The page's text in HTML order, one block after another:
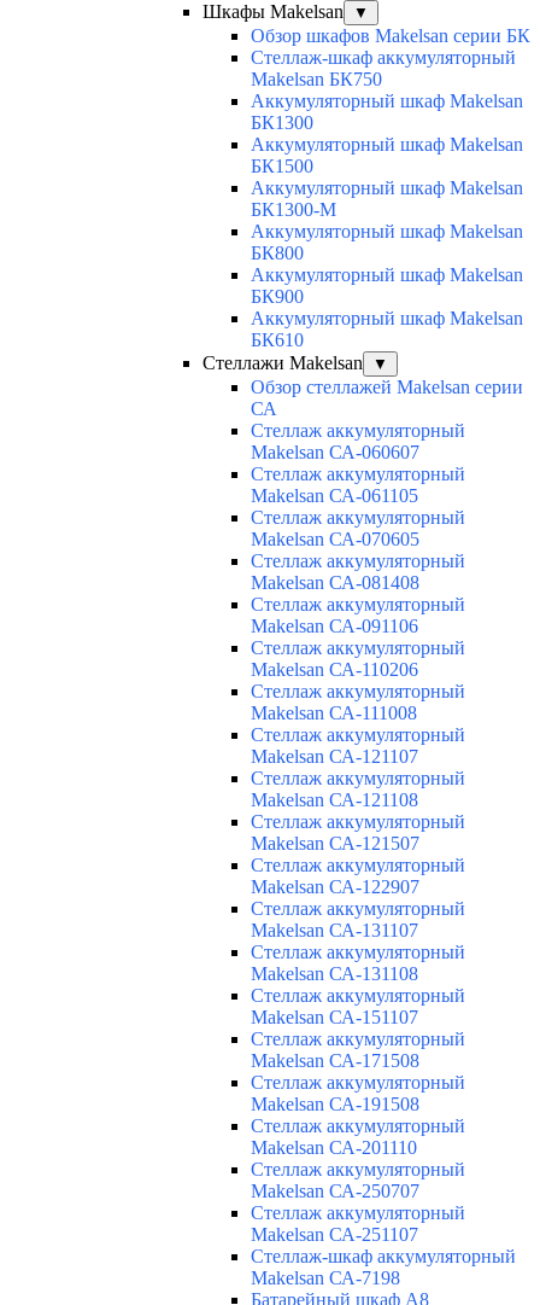
Шкафы Makelsan ▼
Обзор шкафов Makelsan серии БК
Стеллаж-шкаф аккумуляторный
Makelsan БК750
Аккумуляторный шкаф Makelsan
БК1300
Аккумуляторный шкаф Makelsan
БК1500
Аккумуляторный шкаф Makelsan
БК1300-М
Аккумуляторный шкаф Makelsan
БК800
Аккумуляторный шкаф Makelsan
БК900
Аккумуляторный шкаф Makelsan
БК610
Стеллажи Makelsan
▼
Обзор стеллажей Makelsan серии
СА
Cтеллаж аккумуляторный
Makelsan СА-060607
Cтеллаж аккумуляторный
Makelsan СА-061105
Cтеллаж аккумуляторный
Makelsan СА-070605
Cтеллаж аккумуляторный
Makelsan СА-081408
Cтеллаж аккумуляторный
Makelsan СА-091106
Cтеллаж аккумуляторный
Makelsan СА-110206
Cтеллаж аккумуляторный
Makelsan СА-111008
Cтеллаж аккумуляторный
Makelsan СА-121107
Cтеллаж аккумуляторный
Makelsan СА-121108
Cтеллаж аккумуляторный
Makelsan СА-121507
Cтеллаж аккумуляторный
Makelsan СА-122907
Cтеллаж аккумуляторный
Makelsan СА-131107
Cтеллаж аккумуляторный
Makelsan СА-131108
Cтеллаж аккумуляторный
Makelsan СА-151107
Cтеллаж аккумуляторный
Makelsan СА-171508
Cтеллаж аккумуляторный
Makelsan СА-191508
Cтеллаж аккумуляторный
Makelsan СА-201110
Cтеллаж аккумуляторный
Makelsan СА-250707
Cтеллаж аккумуляторный
Makelsan СА-251107
Стеллаж-шкаф аккумуляторный
Makelsan СА-7198
Батарейный шкаф А8